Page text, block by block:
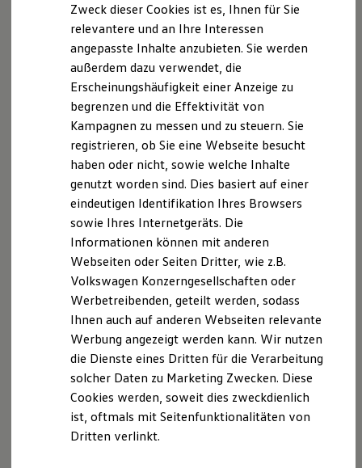
Kaufoptionen
E-Auto-Förderung
Software und Konnektivität
Die ID. Software 6
ID. Software Versionen und Updates
Digitale Extras
Schnittstellen zu Ihrem ID.
Hybridautos
Marke und Erlebnis
Volkswagen R und R Experience
R-Modelle
R Experience
Driving Experience
Volkswagen entdecken
Werkbesichtigung
Lifestyle Shop
T-Roc Kollektion
Golf Kollektion
ID. Kollektion
Volkswagen Kollektion
R-Kollektion
GTI Kollektion
Fußball Drop
we drive football
#wedriveproud
Besitzer und Service
Software Updates
Service und Ersatzteile
Edessa Ulusoy
Serviceassistentin
+49 7131 50850
E-Mail schreiben
Zweck dieser Cookies ist es, Ihnen für Sie
relevantere und an Ihre Interessen
angepasste Inhalte anzubieten. Sie werden
außerdem dazu verwendet, die
Erscheinungshäufigkeit einer Anzeige zu
begrenzen und die Effektivität von
Kampagnen zu messen und zu steuern. Sie
registrieren, ob Sie eine Webseite besucht
haben oder nicht, sowie welche Inhalte
genutzt worden sind. Dies basiert auf einer
eindeutigen Identifikation Ihres Browsers
sowie Ihres Internetgeräts. Die
Informationen können mit anderen
Webseiten oder Seiten Dritter, wie z.B.
Volkswagen Konzerngesellschaften oder
Werbetreibenden, geteilt werden, sodass
Ihnen auch auf anderen Webseiten relevante
Werbung angezeigt werden kann. Wir nutzen
die Dienste eines Dritten für die Verarbeitung
solcher Daten zu Marketing Zwecken. Diese
Cookies werden, soweit dies zweckdienlich
ist, oftmals mit Seitenfunktionalitäten von
Dritten verlinkt.